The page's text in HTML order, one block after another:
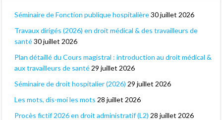
Séminaire de Fonction publique hospitalière30 juillet 2026
Travaux dirigés (2026) en droit médical & des travailleurs de
santé30 juillet 2026
Plan détaillé du Cours magistral : introduction au droit médical &
aux travailleurs de santé 29 juillet 2026
Séminaire de droit hospitalier (2026) 29 juillet 2026
Les mots, dis-moi les mots 28 juillet 2026
Procès fictif 2026 en droit administratif (L2) 28 juillet 2026